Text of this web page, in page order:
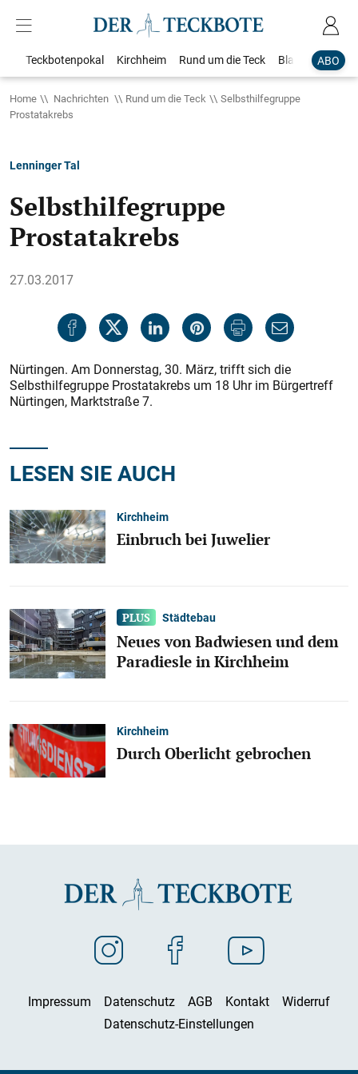
ABO
Teckbotenpokal Kirchheim Rund um die Teck Blaulicht
Home Nachrichten Rund um die Teck
Selbsthilfegruppe
Prostatakrebs
Lenninger Tal
Selbsthilfegruppe
Prostatakrebs
27.03.2017
Nürtingen. Am Donnerstag, 30. März, trifft sich die
Selbsthilfegruppe Prostatakrebs um 18 Uhr im Bürgertreff
Nürtingen, Marktstraße 7.
LESEN SIE AUCH
Kirchheim
Einbruch bei Juwelier
Städtebau
Neues von Badwiesen und dem
Paradiesle in Kirchheim
Kirchheim
Durch Oberlicht gebrochen
Impressum Datenschutz AGB Kontakt
Widerruf
Datenschutz-Einstellungen